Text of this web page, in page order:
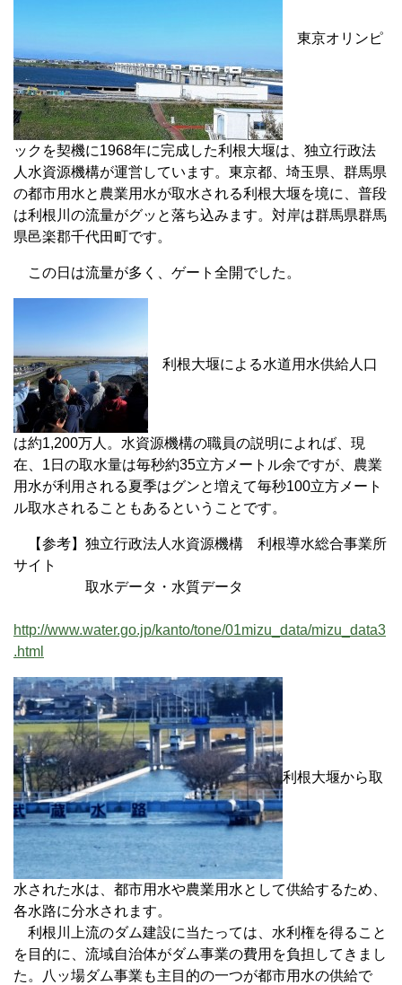
東京オリンピ
ックを契機に1968年に完成した利根大堰は、独立行政法
人水資源機構が運営しています。東京都、埼玉県、群馬県
の都市用水と農業用水が取水される利根大堰を境に、普段
は利根川の流量がグッと落ち込みます。対岸は群馬県群馬
県邑楽郡千代田町です。
この日は流量が多く、ゲート全開でした。
利根大堰による水道用水供給人口
は約1,200万人。水資源機構の職員の説明によれば、現
在、1日の取水量は毎秒約35立方メートル余ですが、農業
用水が利用される夏季はグンと増えて毎秒100立方メート
ル取水されることもあるということです。
【参考】独立行政法人水資源機構 利根導水総合事業所
サイト
取水データ・水質データ
http://www.water.go.jp/kanto/tone/01mizu_data/mizu_data3
.html
利根大堰から取
水された水は、都市用水や農業用水として供給するため、
各水路に分水されます。
利根川上流のダム建設に当たっては、水利権を得ること
を目的に、流域自治体がダム事業の費用を負担してきまし
た。八ッ場ダム事業も主目的の一つが都市用水の供給で